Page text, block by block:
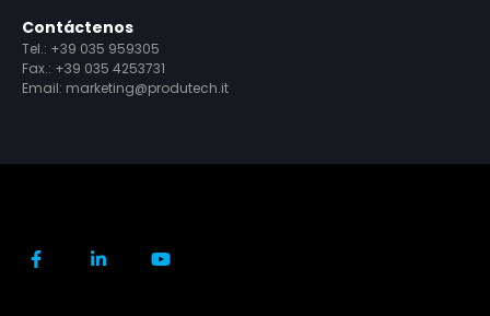
Contáctenos
Tel.: +39 035 959305
Fax.: +39 035 4253731
Email: marketing@produtech.it